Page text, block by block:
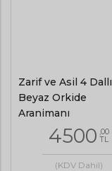
Zarif ve Asil 4 Dallı
Beyaz Orkide
Aranjmanı
4500 ,00
TL
(KDV Dahil)